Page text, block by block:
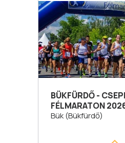
BÜKFÜRDŐ -
FÉLMARATON
Bük (Bükfürdő)